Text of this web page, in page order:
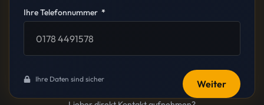
Ihre Telefonnummer
Weiter
Ihre Daten sind sicher